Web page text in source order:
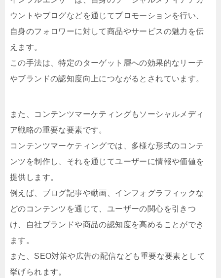
ウントやブログなどを通じてプロモーションを行い、
自身のフォロワーに対して商品やサービスの魅力を伝
えます。
この手法は、特定のターゲット層への効果的なリーチ
やブランドの認知度向上につながるとされています。
また、コンテンツマーケティングもソーシャルメディ
ア戦略の重要な要素です。
コンテンツマーケティングでは、多様な形式のコンテ
ンツを制作し、それを通じてユーザーに情報や価値を
提供します。
例えば、ブログ記事や動画、インフォグラフィックな
どのコンテンツを通じて、ユーザーの関心を引きつ
け、自社ブランドや商品の認知度を高めることができ
ます。
また、SEO対策や広告の配信なども重要な要素として
挙げられます。